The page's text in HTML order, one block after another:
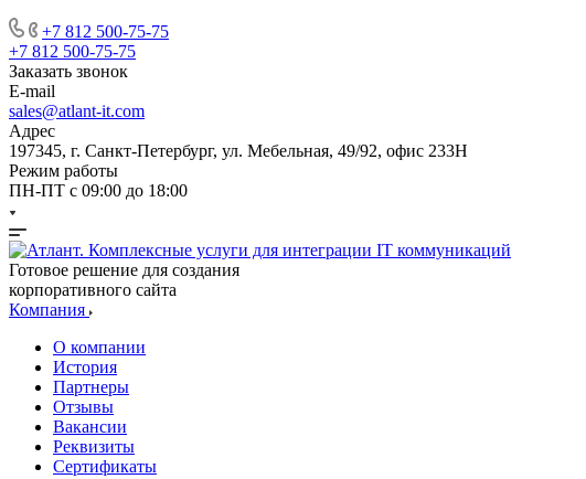
+7 812 500-75-75
+7 812 500-75-75
Заказать звонок
E-mail
sales@atlant-it.com
Адрес
197345, г. Санкт-Петербург, ул. Мебельная, 49/92, офис 233Н
Режим работы
ПН-ПТ с 09:00 до 18:00
Готовое решение для создания
корпоративного сайта
Компания
О компании
История
Партнеры
Отзывы
Вакансии
Реквизиты
Сертификаты